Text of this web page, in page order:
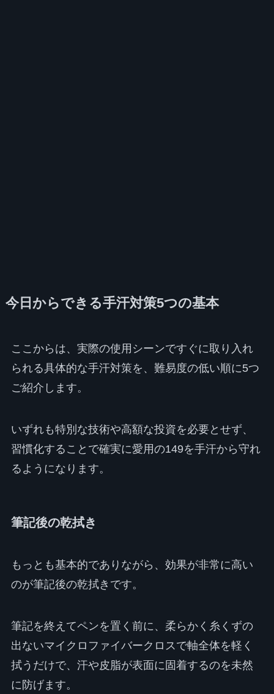
今日からできる手汗対策5つの基本
ここからは、実際の使用シーンですぐに取り入れ
られる具体的な手汗対策を、難易度の低い順に5つ
ご紹介します。
いずれも特別な技術や高額な投資を必要とせず、
習慣化することで確実に愛用の149を手汗から守れ
るようになります。
筆記後の乾拭き
もっとも基本的でありながら、効果が非常に高い
のが筆記後の乾拭きです。
筆記を終えてペンを置く前に、柔らかく糸くずの
出ないマイクロファイバークロスで軸全体を軽く
拭うだけで、汗や皮脂が表面に固着するのを未然
に防げます。